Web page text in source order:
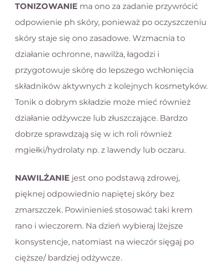
TONIZOWANIE ma ono za zadanie przywrócić
odpowienie ph skóry, ponieważ po oczyszczeniu
skóry staje się ono zasadowe. Wzmacnia to
działanie ochronne, nawilża, łagodzi i
przygotowuje skórę do lepszego wchłonięcia
składników aktywnych z kolejnych kosmetyków.
Tonik o dobrym składzie może mieć również
działanie odżywcze lub złuszczające. Bardzo
dobrze sprawdzają się w ich roli również
mgiełki/hydrolaty np. z lawendy lub oczaru.
NAWILŻANIE jest ono podstawą zdrowej,
pięknej odpowiednio napiętej skóry bez
zmarszczek. Powinienieś stosować taki krem
rano i wieczorem. Na dzień wybieraj lżejsze
konsystencje, natomiast na wieczór sięgaj po
cięższe/ bardziej odżywcze.